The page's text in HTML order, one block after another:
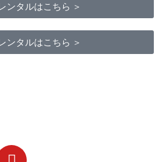
ンタルはこちら ＞
ンタルはこちら ＞